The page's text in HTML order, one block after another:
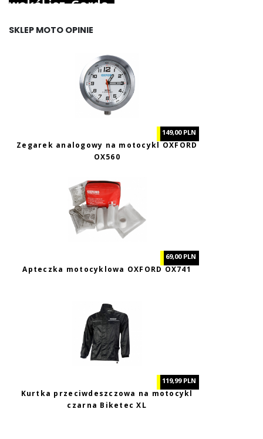
wokół jez. Garda.
SKLEP MOTO OPINIE
149,00 PLN
Zegarek analogowy na motocykl OXFORD
OX560
69,00 PLN
Apteczka motocyklowa OXFORD OX741
119,99 PLN
Kurtka przeciwdeszczowa na motocykl
czarna Biketec XL